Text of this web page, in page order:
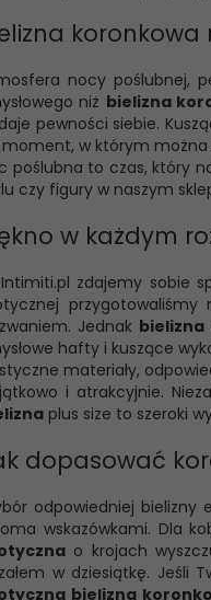
nocy poślubnej,
niż bielizna
pewności siebie.
w którym można
poślubna to czas, który
czy figury w naszym
w każdym
zdajemy sobie
Jednak
hafty i kuszące
materiały,
i atrakcyjnie.
plus size to szeroki
dopasować
odpowiedniej bielizny
wskazówkami. Dla
o krojach
w dziesiątkę. Jeśli
bielizna